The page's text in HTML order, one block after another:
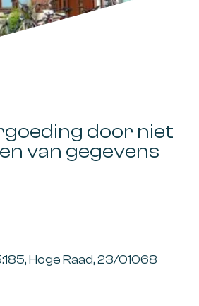
door niet
van gegevens
Hoge Raad, 23/01068